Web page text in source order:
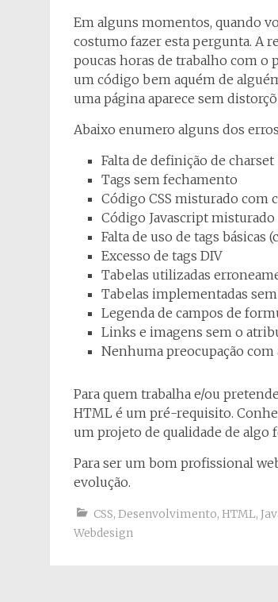
Em alguns momentos, quando
costumo fazer esta pergunta. A
poucas horas de trabalho com o
um código bem aquém de
uma página aparece sem
Abaixo enumero alguns dos
Falta de definição de charset
Tags sem fechamento
Código CSS misturado com
Código Javascript
Falta de uso de tags básicas
Excesso de tags DIV
Tabelas utilizadas
Tabelas implementadas sem
Legenda de campos de
Links e imagens sem o
Nenhuma preocupação com
Para quem trabalha e/ou
HTML é um pré-requisito.
um projeto de qualidade de algo
Para ser um bom profissional
evolução.
CSS, Desenvolvimento, HTML,
Webdesign